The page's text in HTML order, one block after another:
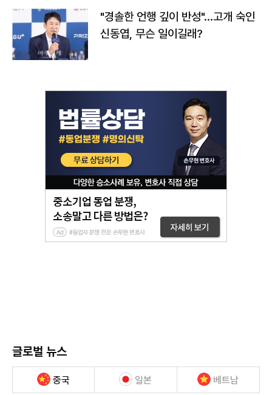
"경솔한 언행 깊이 반성"…고개 숙인
신동엽, 무슨 일이길래?
글로벌 뉴스
중국 일본 베트남